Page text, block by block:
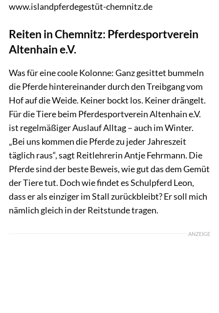
www.islandpferdegestüt-chemnitz.de
Reiten in Chemnitz: Pferdesportverein
Altenhain e.V.
Was für eine coole Kolonne: Ganz gesittet bummeln
die Pferde hintereinander durch den Treibgang vom
Hof auf die Weide. Keiner bockt los. Keiner drängelt.
Für die Tiere beim Pferdesportverein Altenhain e.V.
ist regelmäßiger Auslauf Alltag – auch im Winter.
„Bei uns kommen die Pferde zu jeder Jahreszeit
täglich raus“, sagt Reitlehrerin Antje Fehrmann. Die
Pferde sind der beste Beweis, wie gut das dem Gemüt
der Tiere tut. Doch wie findet es Schulpferd Leon,
dass er als einziger im Stall zurückbleibt? Er soll mich
nämlich gleich in der Reitstunde tragen.
ANZEIGE